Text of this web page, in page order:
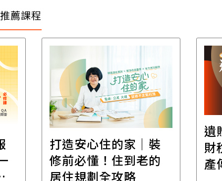
推薦課程
打造安心住的家｜裝
修前必懂！住到老的
居住規劃全攻略
遺
財
產